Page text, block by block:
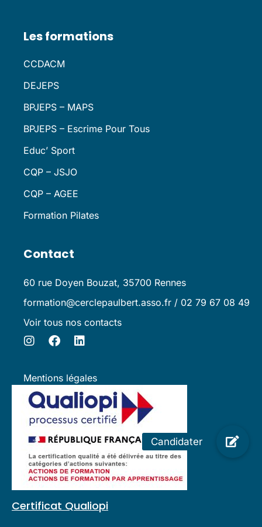
Les formations
CCDACM
DEJEPS
BPJEPS – MAPS
BPJEPS – Escrime Pour Tous
Educ’ Sport
CQP – JSJO
CQP – AGEE
Formation Pilates
Contact
60 rue Doyen Bouzat, 35700 Rennes
formation@cerclepaulbert.asso.fr / 02 79 67 08 49
Voir tous nos contacts
Mentions légales
Certificat Qualiopi